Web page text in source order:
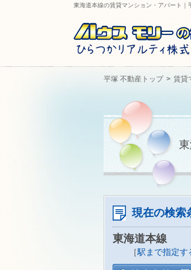
東海道本線の賃貸マンション・アパート
平塚 不動産トップ 賃貸
現在の検索
東海道本線
［駅まで指定す